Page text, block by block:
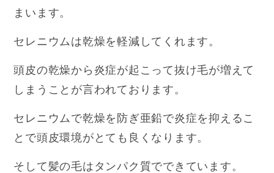
まいます。
セレニウムは乾燥を軽減してくれます。
頭皮の乾燥から炎症が起こって抜け毛が増えて
しまうことが言われております。
セレニウムで乾燥を防ぎ亜鉛で炎症を抑えるこ
とで頭皮環境がとても良くなります。
そして髪の毛はタンパク質でできています。